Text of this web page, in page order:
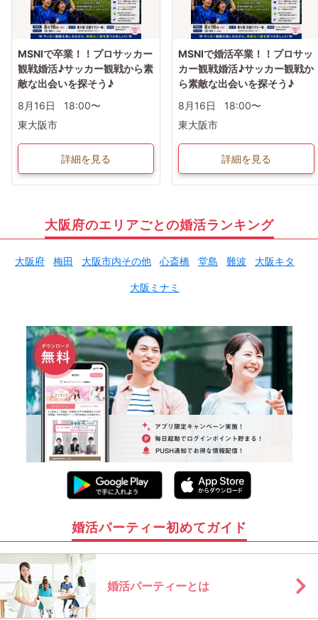
MSNIで卒業！！プロサッカー
観戦婚活♪サッカー観戦から素
敵な出会いを探そう♪
8月16日
18:00〜
東大阪市
詳細を見る
MSNIで婚活卒業！！プロサッ
カー観戦婚活♪サッカー観戦か
ら素敵な出会いを探そう♪
8月16日
18:00〜
東大阪市
詳細を見る
大阪府のエリアごとの婚活ランキング
大阪府 梅田 大阪市内その他 心斎橋 堂島 難波 大阪キタ
大阪ミナミ
婚活パーティー初めてガイド
婚活パーティーとは